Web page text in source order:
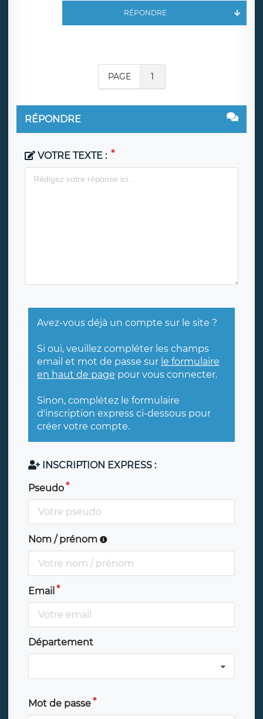
RÉPONDRE
PAGE 1
RÉPONDRE
VOTRE TEXTE :
Avez-vous déjà un compte sur le site ?
Si oui, veuillez compléter les champs
email et mot de passe sur le formulaire
en haut de page pour vous connecter.
Sinon, complétez le formulaire
d'inscription express ci-dessous pour
créer votre compte.
INSCRIPTION EXPRESS :
Pseudo
Nom / prénom
Email
Département
Mot de passe